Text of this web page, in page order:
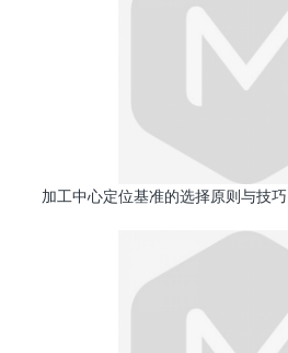
加工中心定位基准的选择原则与技巧